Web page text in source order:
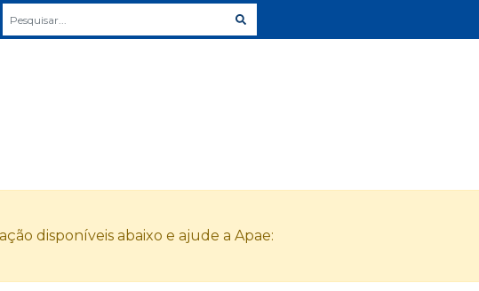
disponíveis abaixo e ajude a Apae: